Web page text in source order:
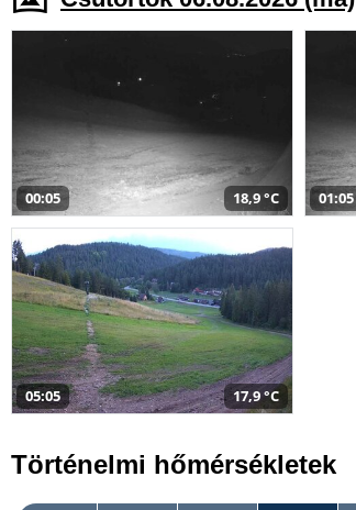
00:05 18,9 °C 01:05
05:05 17,9 °C
Történelmi hőmérsékletek